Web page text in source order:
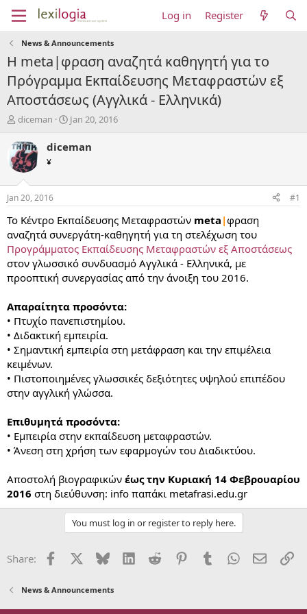
Log in Register
News & Announcements
Η meta|φραση αναζητά καθηγητή για το
Πρόγραμμα Εκπαίδευσης Μεταφραστών εξ
Αποστάσεως (Αγγλικά - Ελληνικά)
T
r
e
a
d
t
a
t
e
r
diceman
S
a
t
e
Jan 20, 2016
diceman
¥
Jan 20, 2016 #1
To Κέντρο Eκπαίδευσης Μεταφραστών meta |φραση
αναζητά συνεργάτη-καθηγητή για τη στελέχωση του
Προγράμματος Εκπαίδευσης Μεταφραστών εξ Αποστάσεως
στον γλωσσικό συνδυασμό Αγγλικά - Ελληνικά, με
προοπτική συνεργασίας από την άνοιξη του 2016.
Απαραίτητα προσόντα:
• Πτυχίο πανεπιστημίου.
• Διδακτική εμπειρία.
• Σημαντική εμπειρία στη μετάφραση και την επιμέλεια
κειμένων.
• Πιστοποιημένες γλωσσικές δεξιότητες υψηλού επιπέδου
στην αγγλική γλώσσα.
Επιθυμητά προσόντα:
• Εμπειρία στην εκπαίδευση μεταφραστών.
• Άνεση στη χρήση των εφαρμογών του Διαδικτύου.
Αποστολή βιογραφικών έως την Κυριακή 14 Φεβρουαρίου
2016 στη διεύθυνση: info παπάκι metafrasi.edu.gr
You must log in or register to reply here.
Share: Facebook Bluesky LinkedInReddit PinterestTumblrWhatsApp
Email
News & Announcements